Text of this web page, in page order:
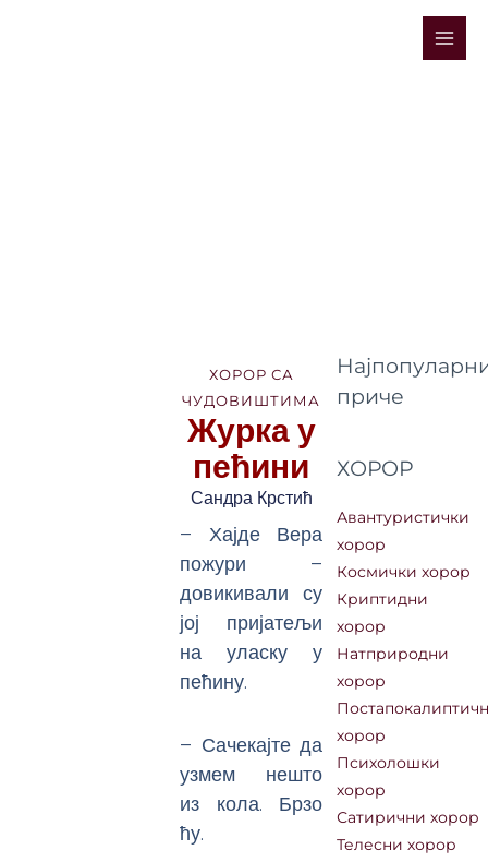
Main
ХОРОР СА
ЧУДОВИШТИМА
Журка у
пећини
Сандра Крстић
– Хајде Вера
пожури –
довикивали су
јој пријатељи
на уласку у
пећину.
– Сачекајте да
узмем нешто
из кола. Брзо
ћу.
приче
ХОРОР
Авантуристички
хорор
Космички хорор
Криптидни
хорор
Натприродни
хорор
хорор
Психолошки
хорор
Сатирични хорор
Телесни хорор